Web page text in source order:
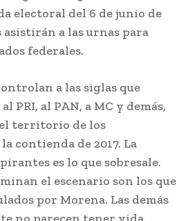
electoral del 6 de junio de
asistirán a las urnas para
federales.
a las siglas que
PRI, al PAN, a MC y demás,
territorio de los
contienda de 2017. La
es lo que sobresale.
el escenario son los que
por Morena. Las demás